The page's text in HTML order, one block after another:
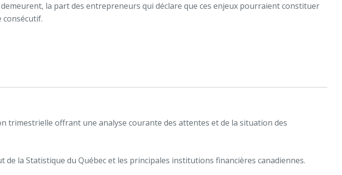
la part des entrepreneurs qui déclare que ces enjeux pourraient constituer
trimestrielle offrant une analyse courante des attentes et de la situation des
la Statistique du Québec et les principales institutions financières canadiennes.